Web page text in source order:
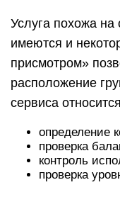
Услуга похожа на
имеются и
присмотром»
расположение
сервиса
определение
проверка
контроль
проверка